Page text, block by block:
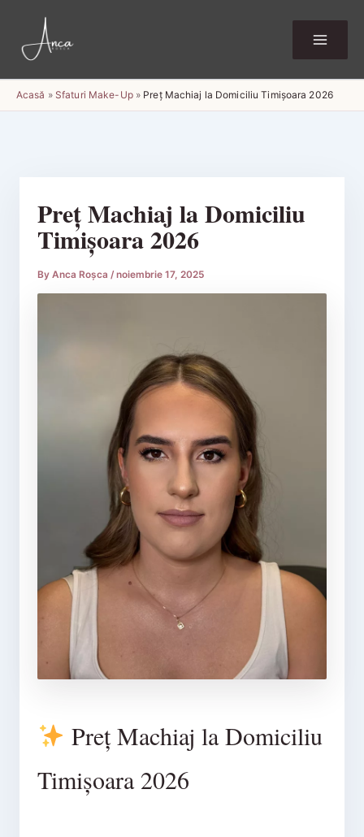
content
Acasă » Sfaturi Make-Up» Preț Machiaj la Domiciliu Timișoara 2026
Preț Machiaj la Domiciliu
Timișoara 2026
By Anca Roșca /noiembrie 17, 2025
Preț Machiaj la Domiciliu
Timișoara 2026